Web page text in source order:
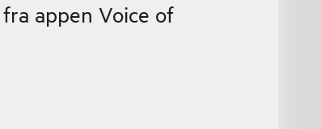
appen Voice of